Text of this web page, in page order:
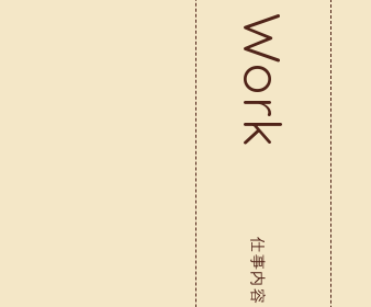
Work
仕事内容